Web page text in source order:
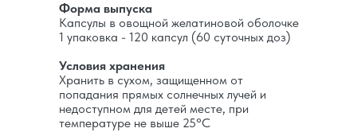
Форма выпуска
Капсулы в овощной желатиновой оболочке
1 упаковка - 120 капсул (60 суточных доз)
Условия хранения
Хранить в сухом, защищенном от
попадания прямых солнечных лучей и
недоступном для детей месте, при
температуре не выше 25°C